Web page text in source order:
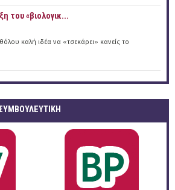
του «βιολογικ...
καλή ιδέα να «τσεκάρει» κανείς το